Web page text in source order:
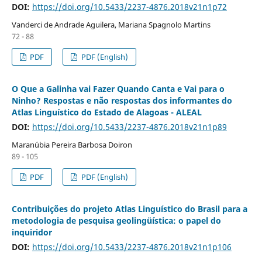
DOI: https://doi.org/10.5433/2237-4876.2018v21n1p72
Vanderci de Andrade Aguilera, Mariana Spagnolo Martins
72 - 88
PDF
PDF (English)
O Que a Galinha vai Fazer Quando Canta e Vai para o
Ninho? Respostas e não respostas dos informantes do
Atlas Linguístico do Estado de Alagoas - ALEAL
DOI: https://doi.org/10.5433/2237-4876.2018v21n1p89
Maranúbia Pereira Barbosa Doiron
89 - 105
PDF
PDF (English)
Contribuições do projeto Atlas Linguístico do Brasil para a
metodologia de pesquisa geolingüística: o papel do
inquiridor
DOI: https://doi.org/10.5433/2237-4876.2018v21n1p106